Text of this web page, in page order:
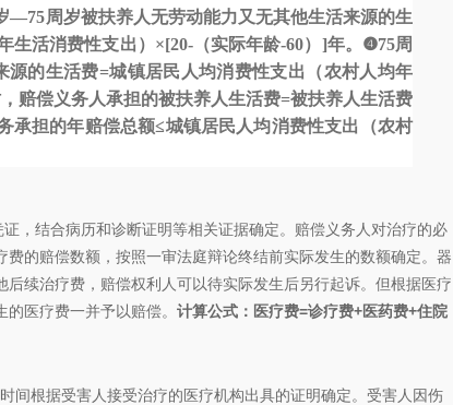
—75周岁被扶养人无劳动能力又无其他生活来源的生
活消费性支出）×[20-（实际年龄-60）]年。 ❹75周
的生活费=城镇居民人均消费性支出（农村人均年
赔偿义务人承担的被扶养人生活费=被扶养人生活费
承担的年赔偿总额≤城镇居民人均消费性支出（农村
，结合病历和诊断证明等相关证据确定。赔偿义务人对治疗的必
的赔偿数额，按照一审法庭辩论终结前实际发生的数额确定。器
续治疗费，赔偿权利人可以待实际发生后另行起诉。但根据医疗
医疗费一并予以赔偿。 计算公式：医疗费=诊疗费+医药费+住院
根据受害人接受治疗的医疗机构出具的证明确定。受害人因伤